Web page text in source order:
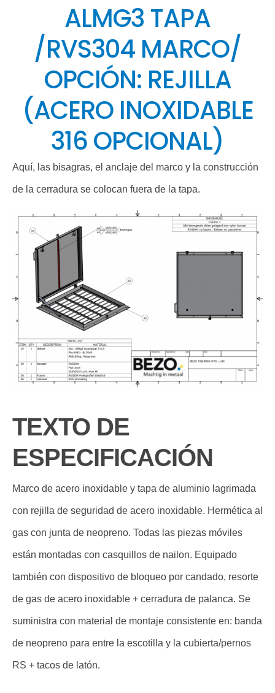
ALMG3 TAPA
/RVS304 MARCO/
OPCIÓN: REJILLA
(ACERO INOXIDABLE
316 OPCIONAL)
Aquí, las bisagras, el anclaje del marco y la construcción
de la cerradura se colocan fuera de la tapa.
TEXTO DE
ESPECIFICACIÓN
Marco de acero inoxidable y tapa de aluminio lagrimada
con rejilla de seguridad de acero inoxidable. Hermética al
gas con junta de neopreno. Todas las piezas móviles
están montadas con casquillos de nailon. Equipado
también con dispositivo de bloqueo por candado, resorte
de gas de acero inoxidable + cerradura de palanca. Se
suministra con material de montaje consistente en: banda
de neopreno para entre la escotilla y la cubierta/pernos
RS + tacos de latón.